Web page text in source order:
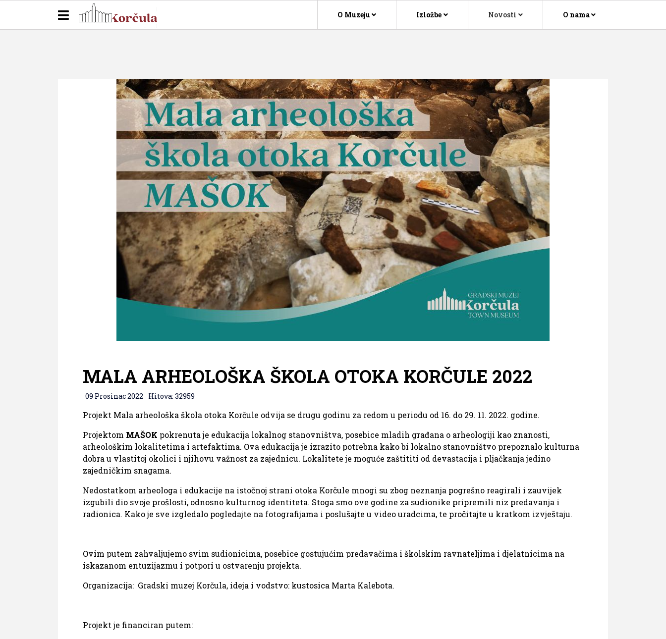
O Muzeju Izložbe Novosti O nama
MALA ARHEOLOŠKA ŠKOLA OTOKA KORČULE 2022
09 Prosinac 2022 Hitova: 32959
Projekt Mala arheološka škola otoka Korčule odvija se drugu godinu za redom u periodu od 16. do 29. 11. 2022. godine.
Projektom MAŠOK pokrenuta je edukacija lokalnog stanovništva, posebice mladih građana o arheologiji kao znanosti,
arheološkim lokalitetima i artefaktima. Ova edukacija je izrazito potrebna kako bi lokalno stanovništvo prepoznalo kulturna
dobra u vlastitoj okolici i njihovu važnost za zajednicu. Lokalitete je moguće zaštititi od devastacija i pljačkanja jedino
zajedničkim snagama.
Nedostatkom arheologa i edukacije na istočnoj strani otoka Korčule mnogi su zbog neznanja pogrešno reagirali i zauvijek
izgubili dio svoje prošlosti, odnosno kulturnog identiteta. Stoga smo ove godine za sudionike pripremili niz predavanja i
radionica. Kako je sve izgledalo pogledajte na fotografijama i poslušajte u video uradcima, te pročitajte u kratkom izvještaju.
Ovim putem zahvaljujemo svim sudionicima, posebice gostujućim predavačima i školskim ravnateljima i djelatnicima na
iskazanom entuzijazmu i potpori u ostvarenju projekta.
Organizacija: Gradski muzej Korčula, ideja i vodstvo: kustosica Marta Kalebota.
Projekt je financiran putem: